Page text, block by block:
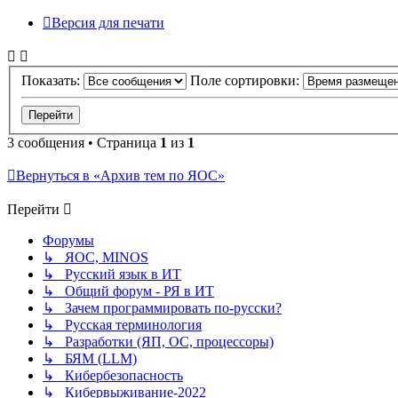
Версия для печати
Показать: Поле сортировки:
3 сообщения • Страница 1 из 1
Вернуться в «Архив тем по ЯОС»
Перейти
Форумы
↳ ЯОС, MINOS
↳ Русский язык в ИТ
↳ Общий форум - РЯ в ИТ
↳ Зачем программировать по-русски?
↳ Русская терминология
↳ Разработки (ЯП, ОС, процессоры)
↳ БЯМ (LLM)
↳ Кибербезопасность
↳ Кибервыживание-2022